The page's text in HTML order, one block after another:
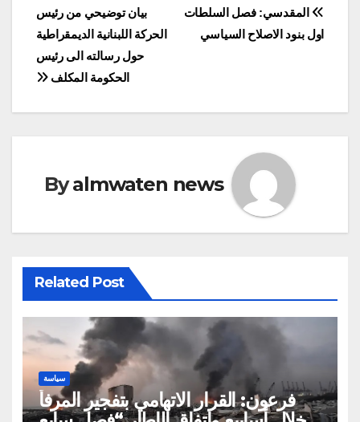
Post
navigation
بيان توضيحي من رئيس
الحركة اللبنانية الديمقراطية
حول رسالته الى رئيس
الحكومة المكلف
المقدسي: فصل السلطات
اول بنود الاصلاح السياسي
Byalmwaten news
Related Post
سياسة
فرعون: القرار الاتهامي بتفجير المرفأ